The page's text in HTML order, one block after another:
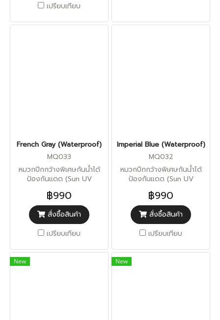
เปรียบเทียบ
French Gray (Waterproof)
MQ033
หมวกปีกกว้างพิเศษกันน้ำได้
ป้องกันแดด (Sun UV
฿990
สั่งซื้อสินค้า
เปรียบเทียบ
Imperial Blue (Waterproof)
MQ032
หมวกปีกกว้างพิเศษกันน้ำได้
ป้องกันแดด (Sun UV
฿990
สั่งซื้อสินค้า
เปรียบเทียบ
New New